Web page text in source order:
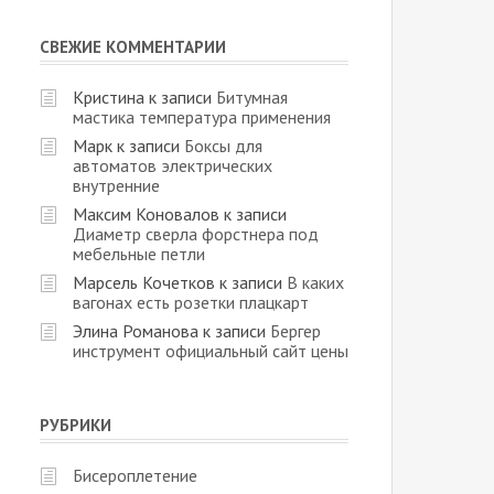
СВЕЖИЕ КОММЕНТАРИИ
Кристина к записи Битумная
мастика температура применения
Марк к записи Боксы для
автоматов электрических
внутренние
Максим Коновалов к записи
Диаметр сверла форстнера под
мебельные петли
Марсель Кочетков к записи В каких
вагонах есть розетки плацкарт
Элина Романова к записи Бергер
инструмент официальный сайт цены
РУБРИКИ
Бисероплетение